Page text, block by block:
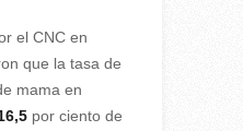
el CNC en
que la tasa de
mama en
por ciento de